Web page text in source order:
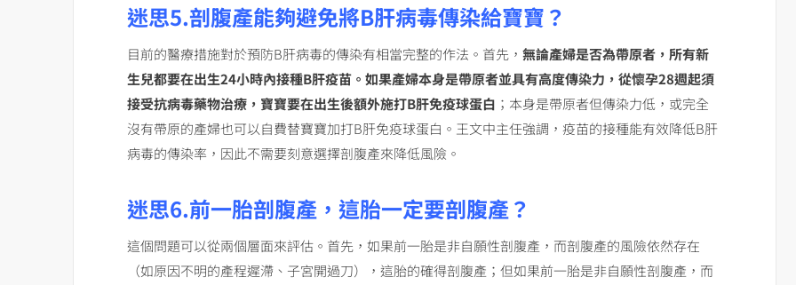
迷思5.剖腹產能夠避免將B肝病毒傳染給寶寶？
目前的醫療措施對於預防B肝病毒的傳染有相當完整的作法。首先， 無論產婦是否為帶原者，所有新
生兒都要在出生24小時內接種B肝疫苗。如果產婦本身是帶原者並具有高度傳染力，從懷孕28週起須
接受抗病毒藥物治療，寶寶要在出生後額外施打B肝免疫球蛋白 ；本身是帶原者但傳染力低，或完全
沒有帶原的產婦也可以自費替寶寶加打B肝免疫球蛋白。王文中主任強調，疫苗的接種能有效降低B肝
病毒的傳染率，因此不需要刻意選擇剖腹產來降低風險。
迷思6.前一胎剖腹產，這胎一定要剖腹產？
這個問題可以從兩個層面來評估。首先，如果前一胎是非自願性剖腹產，而剖腹產的風險依然存在
（如原因不明的產程遲滯、子宮開過刀），這胎的確得剖腹產；但如果前一胎是非自願性剖腹產，而